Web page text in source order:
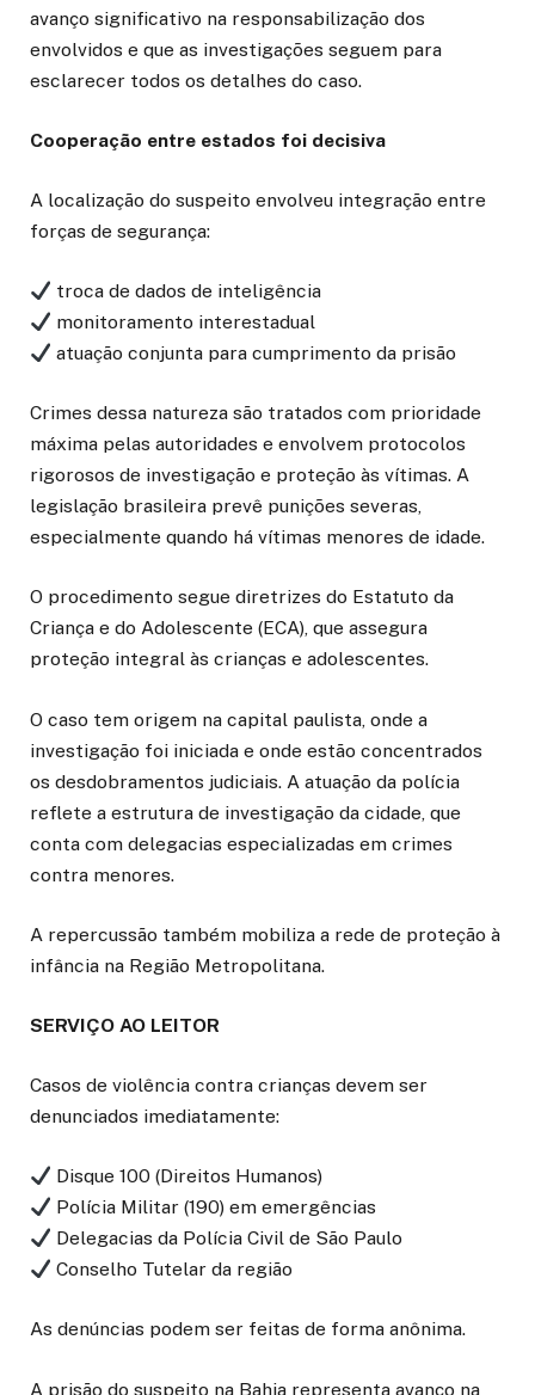
avanço significativo na responsabilização dos
envolvidos e que as investigações seguem para
esclarecer todos os detalhes do caso.
Cooperação entre estados foi decisiva
A localização do suspeito envolveu integração entre
forças de segurança:
troca de dados de inteligência
monitoramento interestadual
atuação conjunta para cumprimento da prisão
Crimes dessa natureza são tratados com prioridade
máxima pelas autoridades e envolvem protocolos
rigorosos de investigação e proteção às vítimas. A
legislação brasileira prevê punições severas,
especialmente quando há vítimas menores de idade.
O procedimento segue diretrizes do Estatuto da
Criança e do Adolescente (ECA), que assegura
proteção integral às crianças e adolescentes.
O caso tem origem na capital paulista, onde a
investigação foi iniciada e onde estão concentrados
os desdobramentos judiciais. A atuação da polícia
reflete a estrutura de investigação da cidade, que
conta com delegacias especializadas em crimes
contra menores.
A repercussão também mobiliza a rede de proteção à
infância na Região Metropolitana.
SERVIÇO AO LEITOR
Casos de violência contra crianças devem ser
denunciados imediatamente:
Disque 100 (Direitos Humanos)
Polícia Militar (190) em emergências
Delegacias da Polícia Civil de São Paulo
Conselho Tutelar da região
As denúncias podem ser feitas de forma anônima.
A prisão do suspeito na Bahia representa avanço na